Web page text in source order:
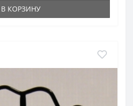
В КОРЗИНУ